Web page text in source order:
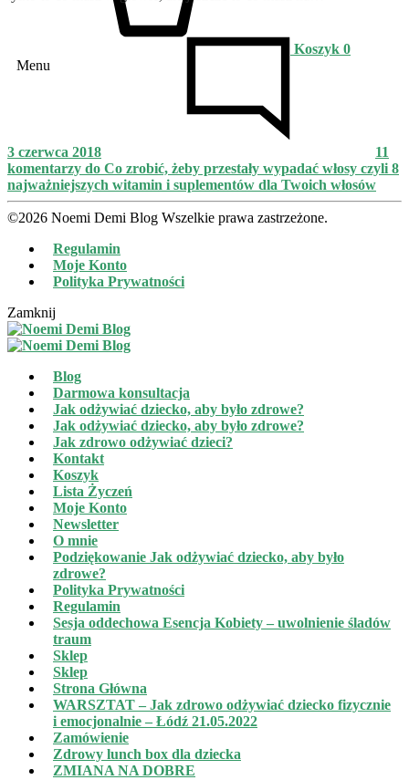
Koszyk 0
Menu
3 czerwca 2018
11
komentarzy do Co zrobić, żeby przestały wypadać włosy czyli 8
najważniejszych witamin i suplementów dla Twoich włosów
©2026 Noemi Demi Blog Wszelkie prawa zastrzeżone.
Regulamin
Moje Konto
Polityka Prywatności
Zamknij
Blog
Darmowa konsultacja
Jak odżywiać dziecko, aby było zdrowe?
Jak odżywiać dziecko, aby było zdrowe?
Jak zdrowo odżywiać dzieci?
Kontakt
Koszyk
Lista Życzeń
Moje Konto
Newsletter
O mnie
Podziękowanie Jak odżywiać dziecko, aby było
zdrowe?
Polityka Prywatności
Regulamin
Sesja oddechowa Esencja Kobiety – uwolnienie śladów
traum
Sklep
Sklep
Strona Główna
WARSZTAT – Jak zdrowo odżywiać dziecko fizycznie
i emocjonalnie – Łódź 21.05.2022
Zamówienie
Zdrowy lunch box dla dziecka
ZMIANA NA DOBRE